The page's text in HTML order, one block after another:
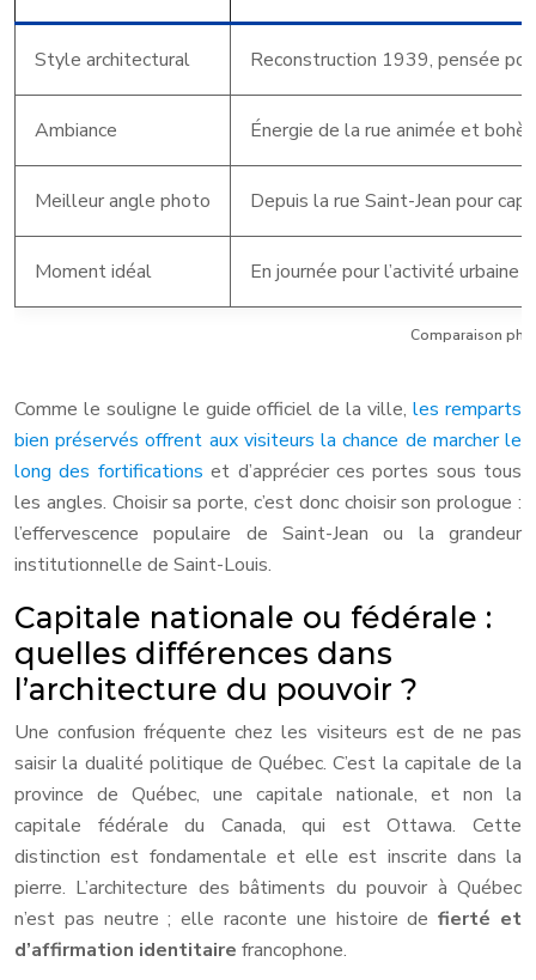
Comparaison
Style architectural Reconstruction 1939, pensée
Ambiance Énergie de la rue animée et
Meilleur angle photo Depuis la rue Saint-Jean pour
Moment idéal En journée pour l’activité urbaine
Comme le souligne le guide officiel de la ville,les remparts
bien préservés offrent aux visiteurs la chance de marcher le
long des fortifications et d’apprécier ces portes sous tous
les angles. Choisir sa porte, c’est donc choisir son prologue :
l’effervescence populaire de Saint-Jean ou la grandeur
institutionnelle de Saint-Louis.
Capitale nationale ou fédérale :
quelles différences dans
l’architecture du pouvoir ?
Une confusion fréquente chez les visiteurs est de ne pas
saisir la dualité politique de Québec. C’est la capitale de la
province de Québec, une capitale nationale, et non la
capitale fédérale du Canada, qui est Ottawa. Cette
distinction est fondamentale et elle est inscrite dans la
pierre. L’architecture des bâtiments du pouvoir à Québec
n’est pas neutre ; elle raconte une histoire defierté et
d’affirmation identitaire francophone.